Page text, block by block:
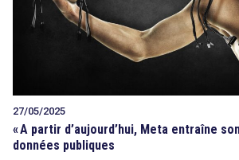
27/05/2025
«A partir d’aujourd’hui, Meta entraîne
données publiques